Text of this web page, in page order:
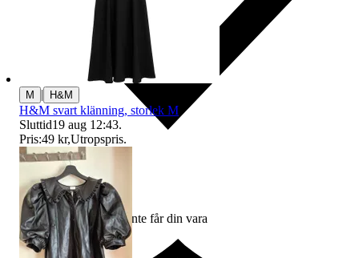
Ersättning om du inte får din vara
M | H&M
H&M svart klänning, storlek M
Sluttid19 aug 12:43.
Pris:49 kr,Utropspris.